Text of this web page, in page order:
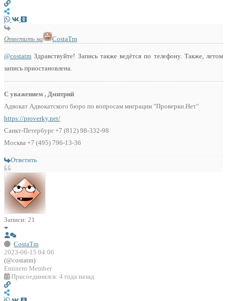
Ответить на CostaTm
@costatm Здравствуйте! Запись также ведётся по телефону. Также, летом
запись приостановлена.
С уважением , Дмитрий
Адвокат Адвокатского бюро по вопросам миграции "Проверки.Нет"
https://proverky.net/
Санкт-Петербург +7 (812) 98-332-98
Москва +7 (495) 796-13-36
Ответить
Записи: 21
CostaTm
2023-06-15 04:06
(@costatm)
Eminent Member
Присоединился: 4 года назад